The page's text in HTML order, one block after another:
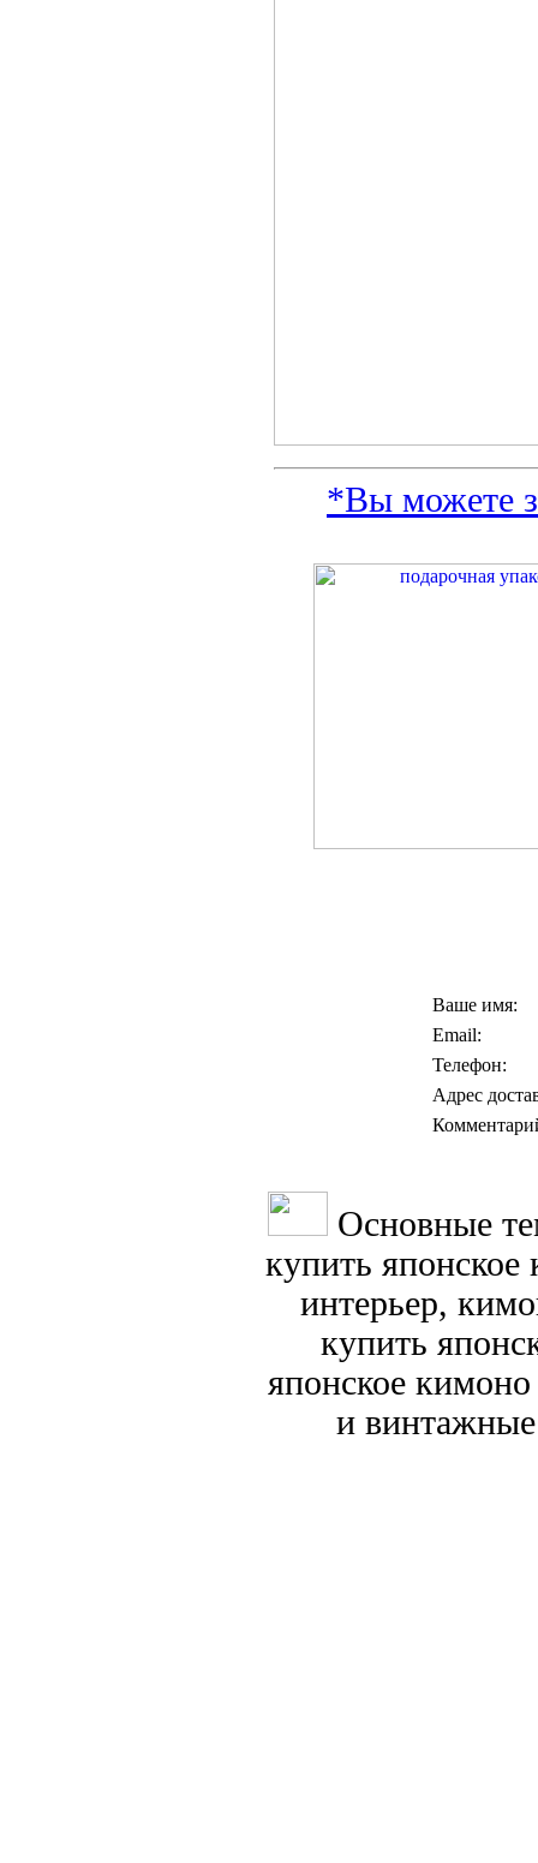
*Вы можете
Ваше имя:
Email:
Телефон:
Адрес
Основные
купить японское
интерьер,
купить
японское
и